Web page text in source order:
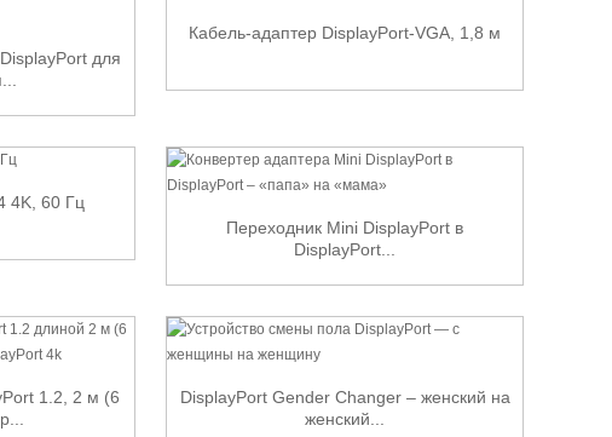
для
Кабель-адаптер DisplayPort-VGA, 1,8 м
4K, 60 Гц
Переходник Mini DisplayPort в
DisplayPort...
1.2, 2 м (6
DisplayPort Gender Changer – женский на
женский...